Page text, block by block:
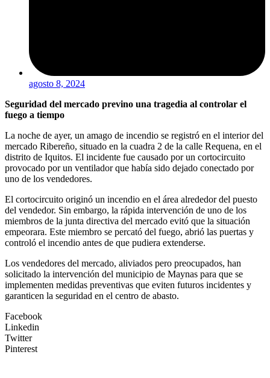
agosto 8, 2024
Seguridad del mercado previno una tragedia al controlar el
fuego a tiempo
La noche de ayer, un amago de incendio se registró en el interior del
mercado Ribereño, situado en la cuadra 2 de la calle Requena, en el
distrito de Iquitos. El incidente fue causado por un cortocircuito
provocado por un ventilador que había sido dejado conectado por
uno de los vendedores.
El cortocircuito originó un incendio en el área alrededor del puesto
del vendedor. Sin embargo, la rápida intervención de uno de los
miembros de la junta directiva del mercado evitó que la situación
empeorara. Este miembro se percató del fuego, abrió las puertas y
controló el incendio antes de que pudiera extenderse.
Los vendedores del mercado, aliviados pero preocupados, han
solicitado la intervención del municipio de Maynas para que se
implementen medidas preventivas que eviten futuros incidentes y
garanticen la seguridad en el centro de abasto.
Facebook
Linkedin
Twitter
Pinterest